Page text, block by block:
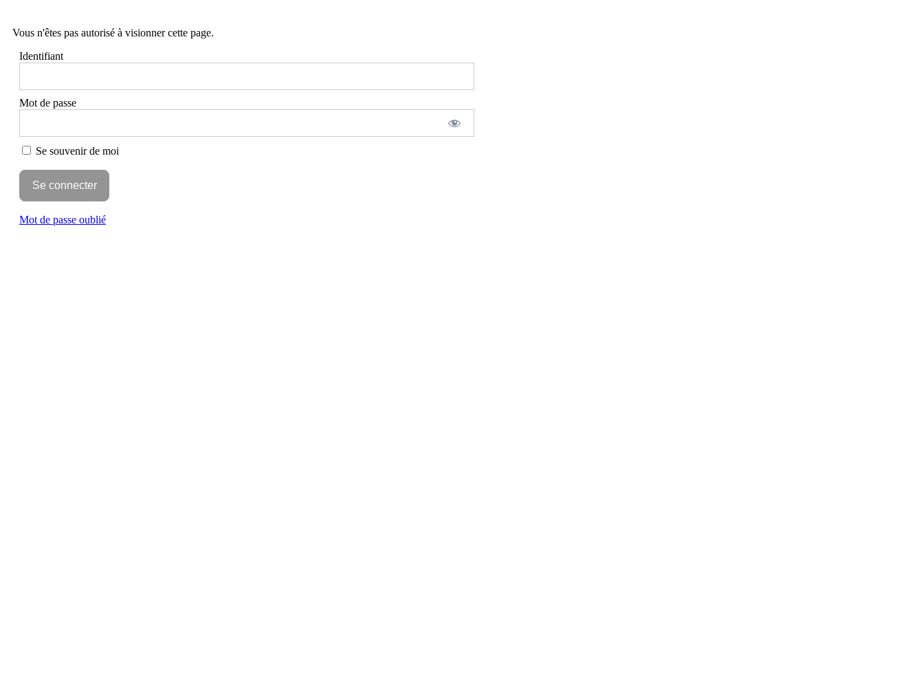
Vous n'êtes pas autorisé à visionner cette page.
Identifiant
Mot de passe
Se souvenir de moi
Mot de passe oublié